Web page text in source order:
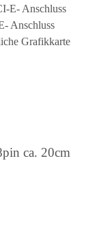
E- Anschluss
Anschluss
Grafikkarte
ca. 20cm